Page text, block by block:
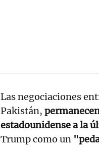
Las negociaciones
Pakistán,
estadounidense a la
Trump como un